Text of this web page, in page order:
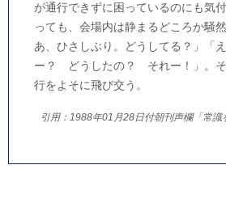
が通行できずに困っているのにも気
っても、会場内は静まるどころか騒
あ、ひさしぶり。どうしてる？」「
ー？ どうしたの？ それー！」。そ
行をよそに飛び交う。
引用：1988年01月28日付朝刊声欄「常識